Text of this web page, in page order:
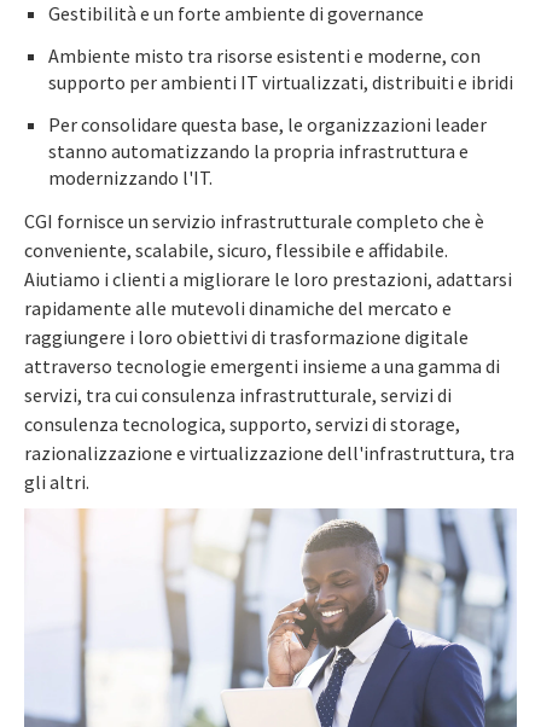
Gestibilità e un forte ambiente di governance
Ambiente misto tra risorse esistenti e moderne, con
supporto per ambienti IT virtualizzati, distribuiti e ibridi
Per consolidare questa base, le organizzazioni leader
stanno automatizzando la propria infrastruttura e
modernizzando l'IT.
CGI fornisce un servizio infrastrutturale completo che è
conveniente, scalabile, sicuro, flessibile e affidabile.
Aiutiamo i clienti a migliorare le loro prestazioni, adattarsi
rapidamente alle mutevoli dinamiche del mercato e
raggiungere i loro obiettivi di trasformazione digitale
attraverso tecnologie emergenti insieme a una gamma di
servizi, tra cui consulenza infrastrutturale, servizi di
consulenza tecnologica, supporto, servizi di storage,
razionalizzazione e virtualizzazione dell'infrastruttura, tra
gli altri.